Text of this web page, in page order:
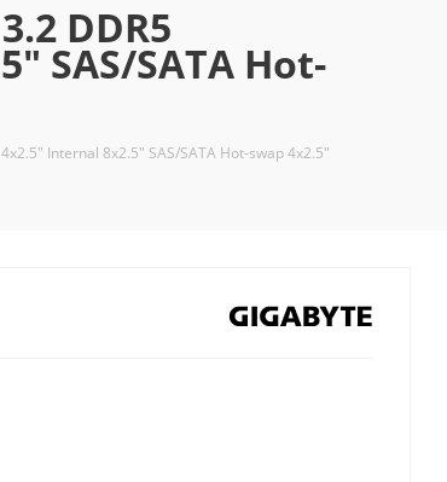
DDR5
SAS/SATA Hot-
Internal 8x2.5" SAS/SATA Hot-swap 4x2.5"